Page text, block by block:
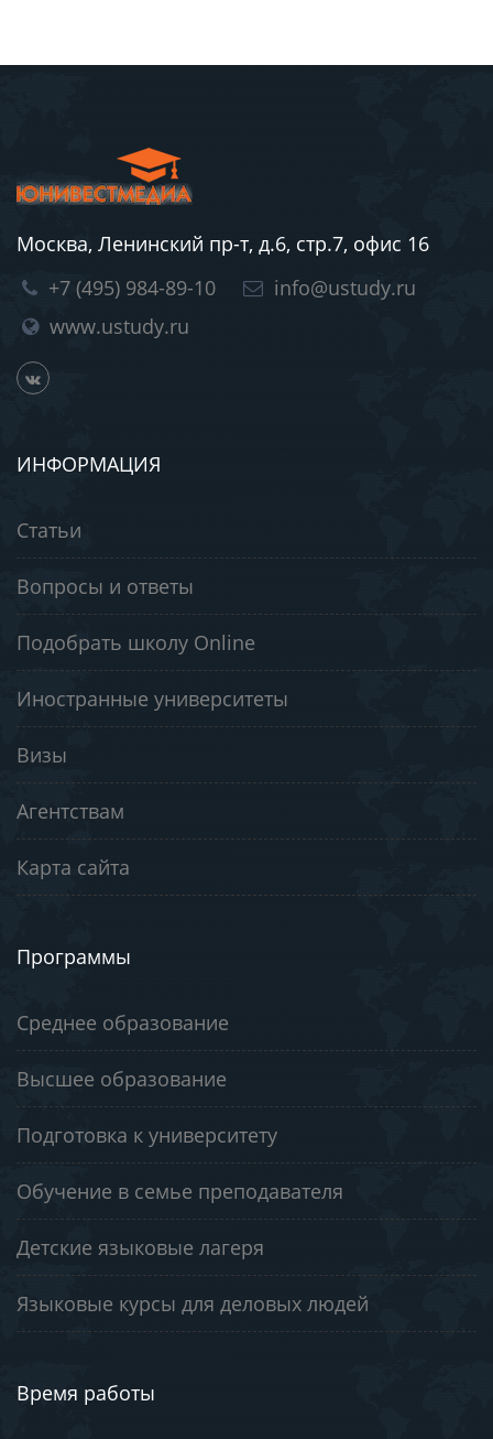
Москва, Ленинский пр-т, д.6, стр.7, офис 16
+7 (495) 984-89-10
info@ustudy.ru
www.ustudy.ru
ИНФОРМАЦИЯ
Статьи
Вопросы и ответы
Подобрать школу Online
Иностранные университеты
Визы
Агентствам
Карта сайта
Программы
Среднее образование
Высшее образование
Подготовка к университету
Обучение в семье преподавателя
Детские языковые лагеря
Языковые курсы для деловых людей
Время работы